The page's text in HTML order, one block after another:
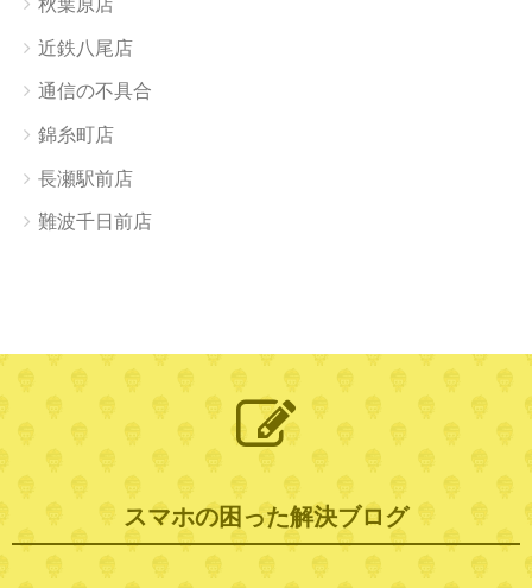
秋葉原店
近鉄八尾店
通信の不具合
錦糸町店
長瀬駅前店
難波千日前店
スマホの困った解決ブログ